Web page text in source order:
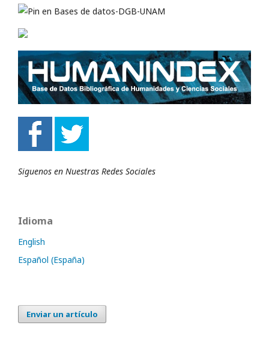
Siguenos en Nuestras Redes Sociales
Idioma
English
Español (España)
Enviar un artículo